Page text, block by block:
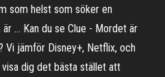
som helst som söker en
… Kan du se Clue - Mordet är
jämför Disney+, Netflix, och
dig det bästa stället att